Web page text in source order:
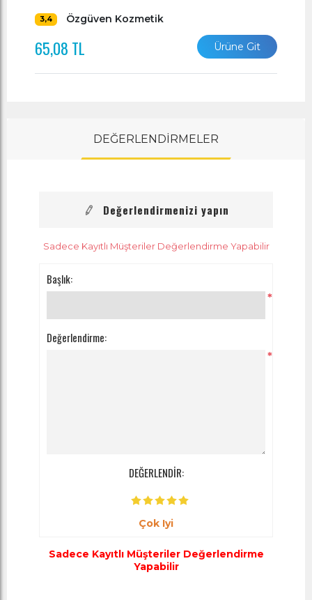
3,4 Özgüven Kozmetik
65,08 TL Ürüne Git
DEĞERLENDİRMELER
Değerlendirmenizi yapın
Sadece Kayıtlı Müşteriler Değerlendirme Yapabilir
Başlık:
*
Değerlendirme:
*
DEĞERLENDİR:
Çok Iyi
Sadece Kayıtlı Müşteriler Değerlendirme
Yapabilir